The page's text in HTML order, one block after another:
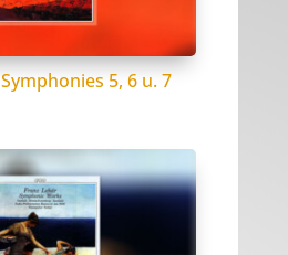
5, 6 u. 7